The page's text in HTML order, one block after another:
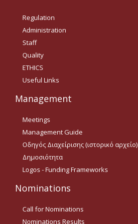
Ε.Σ.Π.Α. (2014-2020)
ΕΠ Ανταγωνιστικότητα,
Καινοτομία
Δημοσιότητα ΕΛ.ΙΔ.Ε.Κ.
ΕΛ.ΙΔ.Ε.Κ. Μεταδιδάκτορες
Guidelines
Guidelines
Regulation
Administration
Staff
Quality
ETHICS
Useful Links
Management
Meetings
Management Guide
Οδηγός Διαχείρισης (ιστορικό αρχείο)
Δημοσιότητα
Logos - Funding Frameworks
Nominations
Call for Nominations
Nominations Results